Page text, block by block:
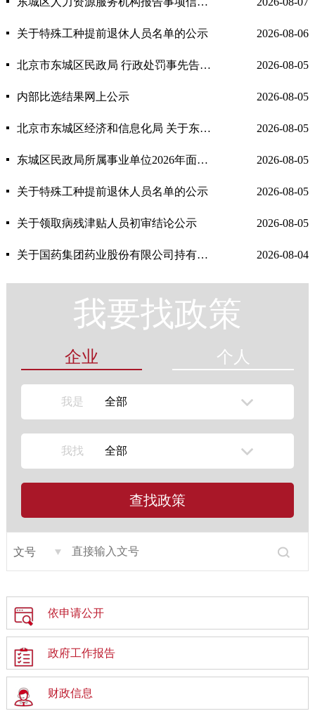
关于特殊工种提前退休人员名单的公示 2026-08-06
北京市东城区民政局 行政处罚事先告知书送达公告 京东民执告【2026】4号 2026-08-05
内部比选结果网上公示 2026-08-05
北京市东城区经济和信息化局 关于东城区2026年度第六批创新型中小企业认定名单的公告 2026-08-05
东城区民政局所属事业单位2026年面向退役大学生士兵招聘拟聘人员公示 2026-08-05
关于特殊工种提前退休人员名单的公示 2026-08-05
关于领取病残津贴人员初审结论公示 2026-08-05
关于国药集团药业股份有限公司持有麻醉药品、第一类精神药品运输证明注销公告 2026-08-04
我要找政策
企业 个人
我是 全部
我找 全部
查找政策
依申请公开
政府工作报告
财政信息